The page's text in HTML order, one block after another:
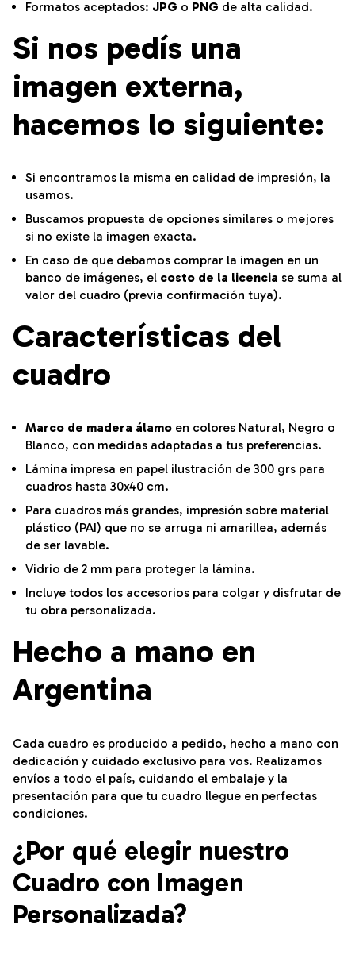
Formatos aceptados: JPG o PNG de alta calidad.
Si nos pedís una
imagen externa,
hacemos lo siguiente:
Si encontramos la misma en calidad de impresión, la
usamos.
Buscamos propuesta de opciones similares o mejores
si no existe la imagen exacta.
En caso de que debamos comprar la imagen en un
banco de imágenes, el costo de la licencia se suma al
valor del cuadro (previa confirmación tuya).
Características del
cuadro
Marco de madera álamo en colores Natural, Negro o
Blanco, con medidas adaptadas a tus preferencias.
Lámina impresa en papel ilustración de 300 grs para
cuadros hasta 30x40 cm.
Para cuadros más grandes, impresión sobre material
plástico (PAI) que no se arruga ni amarillea, además
de ser lavable.
Vidrio de 2 mm para proteger la lámina.
Incluye todos los accesorios para colgar y disfrutar de
tu obra personalizada.
Hecho a mano en
Argentina
Cada cuadro es producido a pedido, hecho a mano con
dedicación y cuidado exclusivo para vos. Realizamos
envíos a todo el país, cuidando el embalaje y la
presentación para que tu cuadro llegue en perfectas
condiciones.
¿Por qué elegir nuestro
Cuadro con Imagen
Personalizada?